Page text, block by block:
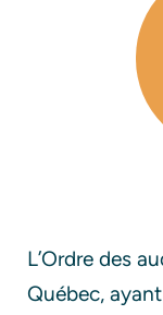
L’Ordre des
Québec,